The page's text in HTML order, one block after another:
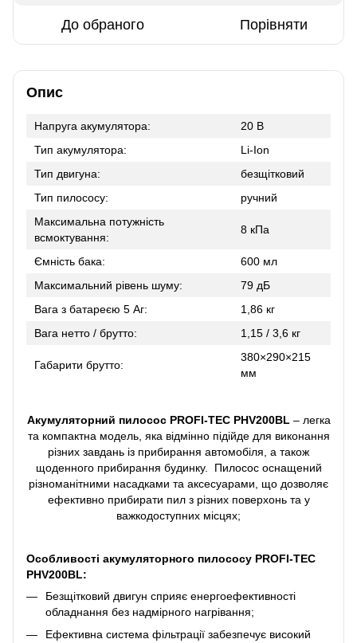
До обраного Порівняти
Опис
Напруга акумулятора:
20 В
Тип акумулятора:
Li-Ion
Тип двигуна:
безщітковий
Тип пилососу:
ручний
Максимальна потужність
всмоктування:
8 кПа
Ємність бака:
600 мл
Максимальний рівень шуму:
79 дБ
Вага з батареєю 5 Аг:
1,86 кг
Вага нетто / брутто:
1,15 / 3,6 кг
Габарити брутто:
380×290×215
мм
Акумуляторний пилосос PROFI-TEC PHV200BL – легка
та компактна модель, яка відмінно підійде для виконання
різних завдань із прибирання автомобіля, а також
щоденного прибирання будинку. Пилосос оснащений
різноманітними насадками та аксесуарами, що дозволяє
ефективно прибирати пил з різних поверхонь та у
важкодоступних місцях;
Особливості акумуляторного пилососу PROFI-TEC
PHV200BL:
Безщітковий двигун сприяє енергоефективності
обладнання без надмірного нагрівання;
Ефективна система фільтрації забезпечує високий